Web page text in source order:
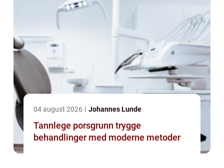
04 august 2026 Johannes Lunde
Tannlege porsgrunn trygge
behandlinger med moderne metoder